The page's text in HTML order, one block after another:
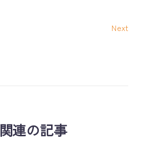
Next
関連の記事